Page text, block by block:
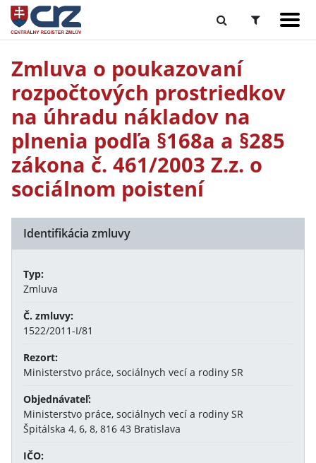
Zmluva o poukazovaní
rozpočtových prostriedkov
na úhradu nákladov na
plnenia podľa §168a a §285
zákona č. 461/2003 Z.z. o
sociálnom poistení
Identifikácia zmluvy
Typ:
Zmluva
Č. zmluvy:
1522/2011-I/81
Rezort:
Ministerstvo práce, sociálnych vecí a rodiny SR
Objednávateľ:
Ministerstvo práce, sociálnych vecí a rodiny SR
Špitálska 4, 6, 8, 816 43 Bratislava
IČO: